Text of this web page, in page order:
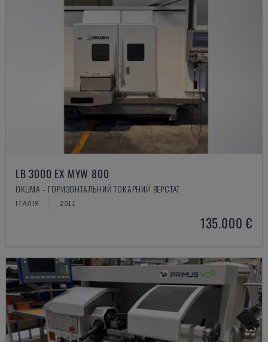
LB 3000 EX MYW 800
OKUMA - ГОРИЗОНТАЛЬНИЙ ТОКАРНИЙ ВЕРСТАТ
ІТАЛІЯ 2011
135.000 €